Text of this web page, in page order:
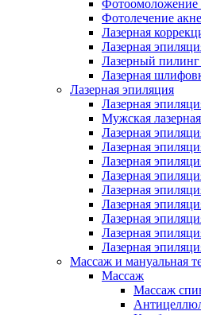
Фотоомоложение
Фотолечение акне
Лазерная
Лазерная
Лазерный пилинг
Лазерная
Лазерная эпиляция
Лазерная
Мужская
Лазерная
Лазерная
Лазерная
Лазерная
Лазерная
Лазерная
Лазерная
Лазерная
Лазерная
Массаж и мануальная
Массаж
Массаж